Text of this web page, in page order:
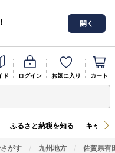
開く
ド ログイン お気に入り カート
ふるさと納税を知る キャン
がす 九州地方 佐賀県有